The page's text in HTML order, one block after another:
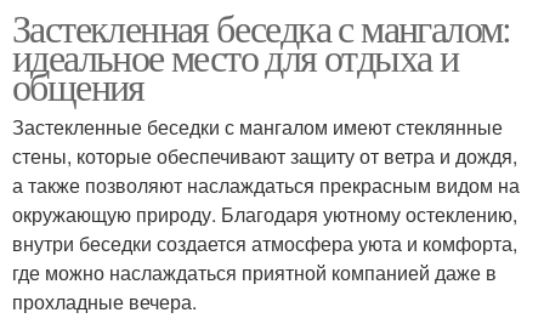
Застекленная беседка с мангалом:
идеальное место для отдыха и
общения
Застекленные беседки с мангалом имеют стеклянные
стены, которые обеспечивают защиту от ветра и дождя,
а также позволяют наслаждаться прекрасным видом на
окружающую природу. Благодаря уютному остеклению,
внутри беседки создается атмосфера уюта и комфорта,
где можно наслаждаться приятной компанией даже в
прохладные вечера.